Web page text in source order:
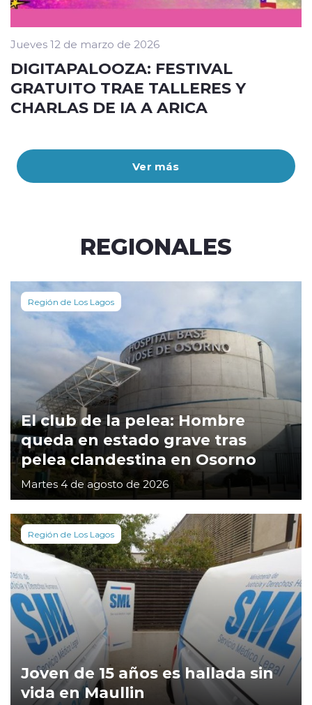
Ver más
Jueves 12 de marzo de 2026
DIGITAPALOOZA: FESTIVAL
GRATUITO TRAE TALLERES Y
CHARLAS DE IA A ARICA
REGIONALES
Región de Los Lagos
El club de la pelea: Hombre
queda en estado grave tras
pelea clandestina en Osorno
Martes 4 de agosto de 2026
Región de Los Lagos
Joven de 15 años es hallada sin
vida en Maullin